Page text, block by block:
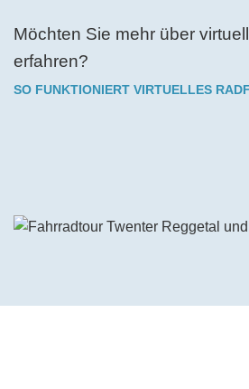
Möchten Sie mehr über
erfahren?
SO FUNKTIONIERT VIRTUELLES
Das Video auf YouTube ansehen